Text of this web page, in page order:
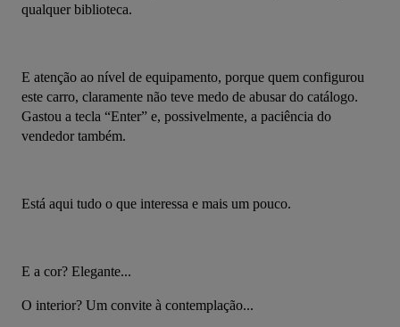
qualquer biblioteca.
E atenção ao nível de equipamento, porque quem configurou
este carro, claramente não teve medo de abusar do catálogo.
Gastou a tecla “Enter” e, possivelmente, a paciência do
vendedor também.
Está aqui tudo o que interessa e mais um pouco.
E a cor? Elegante...
O interior? Um convite à contemplação...